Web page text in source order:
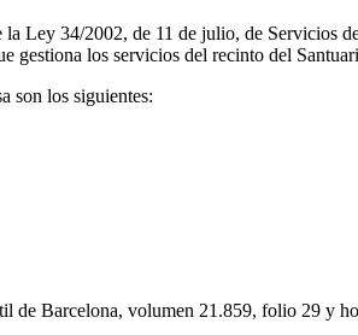
Ley 34/2002, de 11 de julio, de Servicios
gestiona los servicios del recinto del
son los siguientes:
de Barcelona, volumen 21.859, folio 29 y